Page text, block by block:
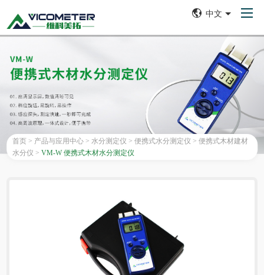
中文
首页 > 产品与应用中心 >水分测定仪 >便携式水分测定仪 >便携式木材建材
水分仪 >VM-W 便携式木材水分测定仪